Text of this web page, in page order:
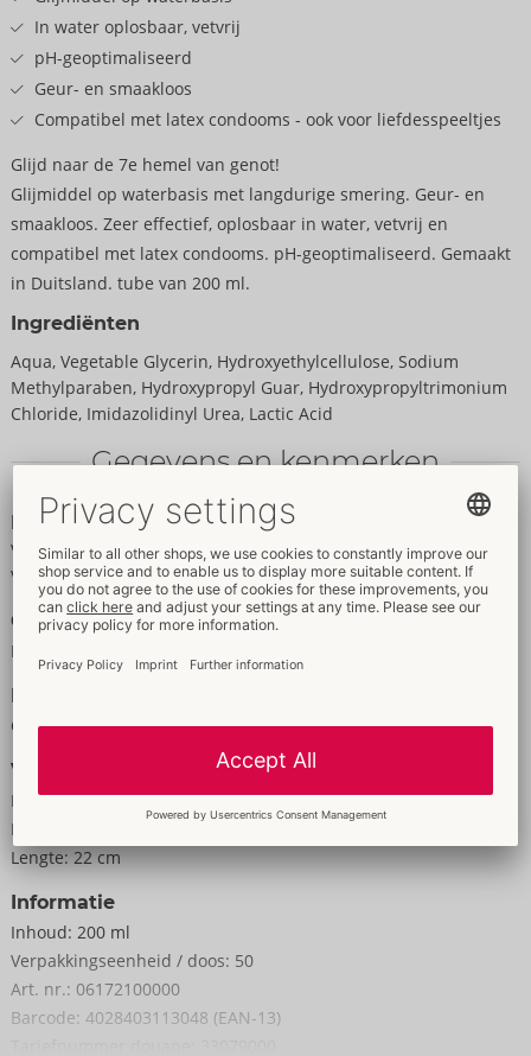
In water oplosbaar, vetvrij
pH-geoptimaliseerd
Geur- en smaakloos
Compatibel met latex condooms - ook voor liefdesspeeltjes
Glijd naar de 7e hemel van genot!
Glijmiddel op waterbasis met langdurige smering. Geur- en
smaakloos. Zeer effectief, oplosbaar in water, vetvrij en
compatibel met latex condooms. pH-geoptimaliseerd. Gemaakt
in Duitsland. tube van 200 ml.
Ingrediënten
Aqua, Vegetable Glycerin, Hydroxyethylcellulose, Sodium
Methylparaben, Hydroxypropyl Guar, Hydroxypropyltrimonium
Chloride, Imidazolidinyl Urea, Lactic Acid
Gegevens en kenmerken
Kenmerken
Voor vrouwen
Voor mannen
Gegevens
Kleur:
Formaat
Gewicht: 225 g
Verpakking
Breedte: 6,5 cm
Hoogte:
Lengte: 22 cm
Informatie
Inhoud: 200 ml
Verpakkings­eenheid / doos: 50
Art. nr.: 06172100000
Barcode: 4028403113048 (EAN-13)